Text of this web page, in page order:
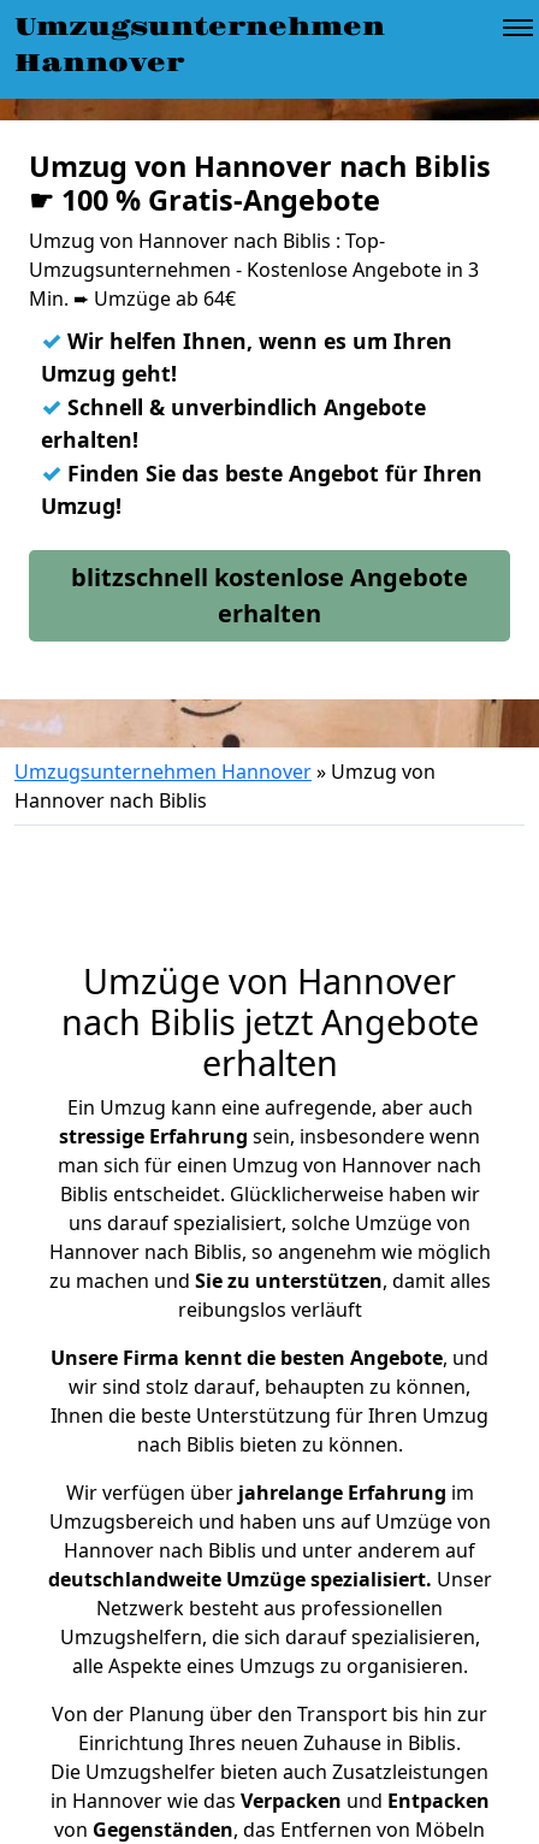
Umzugsunternehmen
Hannover
Umzug von Hannover nach Biblis
☛ 100 % Gratis-Angebote
Umzug von Hannover nach Biblis : Top-
Umzugsunternehmen - Kostenlose Angebote in 3
Min. ➨ Umzüge ab 64€
✓ Wir helfen Ihnen, wenn es um Ihren
Umzug geht!
✓ Schnell & unverbindlich Angebote
erhalten!
✓ Finden Sie das beste Angebot für Ihren
Umzug!
blitzschnell kostenlose Angebote
erhalten
Umzugsunternehmen Hannover» Umzug von
Hannover nach Biblis
Umzüge von Hannover
nach Biblis jetzt Angebote
erhalten
Ein Umzug kann eine aufregende, aber auch
stressige Erfahrung sein, insbesondere wenn
man sich für einen Umzug von Hannover nach
Biblis entscheidet. Glücklicherweise haben wir
uns darauf spezialisiert, solche Umzüge von
Hannover nach Biblis, so angenehm wie möglich
zu machen und Sie zu unterstützen, damit alles
reibungslos verläuft
Unsere Firma kennt die besten Angebote, und
wir sind stolz darauf, behaupten zu können,
Ihnen die beste Unterstützung für Ihren Umzug
nach Biblis bieten zu können.
Wir verfügen überjahrelange Erfahrung im
Umzugsbereich und haben uns auf Umzüge von
Hannover nach Biblis und unter anderem auf
deutschlandweite Umzüge spezialisiert. Unser
Netzwerk besteht aus professionellen
Umzugshelfern, die sich darauf spezialisieren,
alle Aspekte eines Umzugs zu organisieren.
Von der Planung über den Transport bis hin zur
Einrichtung Ihres neuen Zuhause in Biblis.
Die Umzugshelfer bieten auch Zusatzleistungen
in Hannover wie das Verpacken und Entpacken
von Gegenständen, das Entfernen von Möbeln